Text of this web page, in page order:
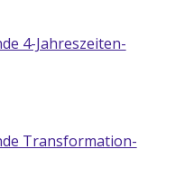
4-Jahreszeiten-
Transformation-